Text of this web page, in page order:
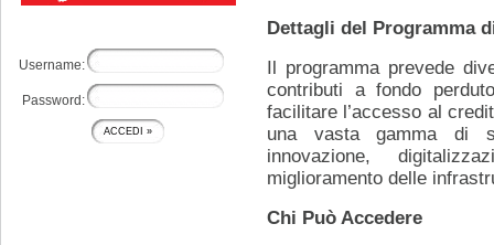
Username:
Password:
Dettagli del Programma
Il programma prevede
contributi a fondo
facilitare l’accesso al
una vasta gamma di
innovazione,
miglioramento delle
Chi Può Accedere